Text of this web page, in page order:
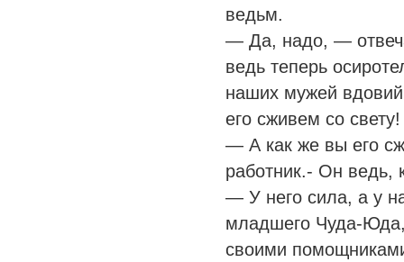
ведьм.
— Да, надо, —
ведь теперь
наших мужей
его сживем со свету!
— А как же вы его
работник.- Он ведь,
— У него сила, а у
младшего Чуда-
своими